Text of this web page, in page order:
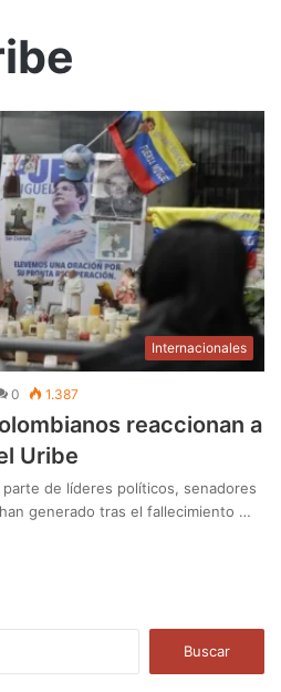
Internacionales
0 1.387
reaccionan a
Uribe
de líderes políticos, senadores
generado tras el fallecimiento …